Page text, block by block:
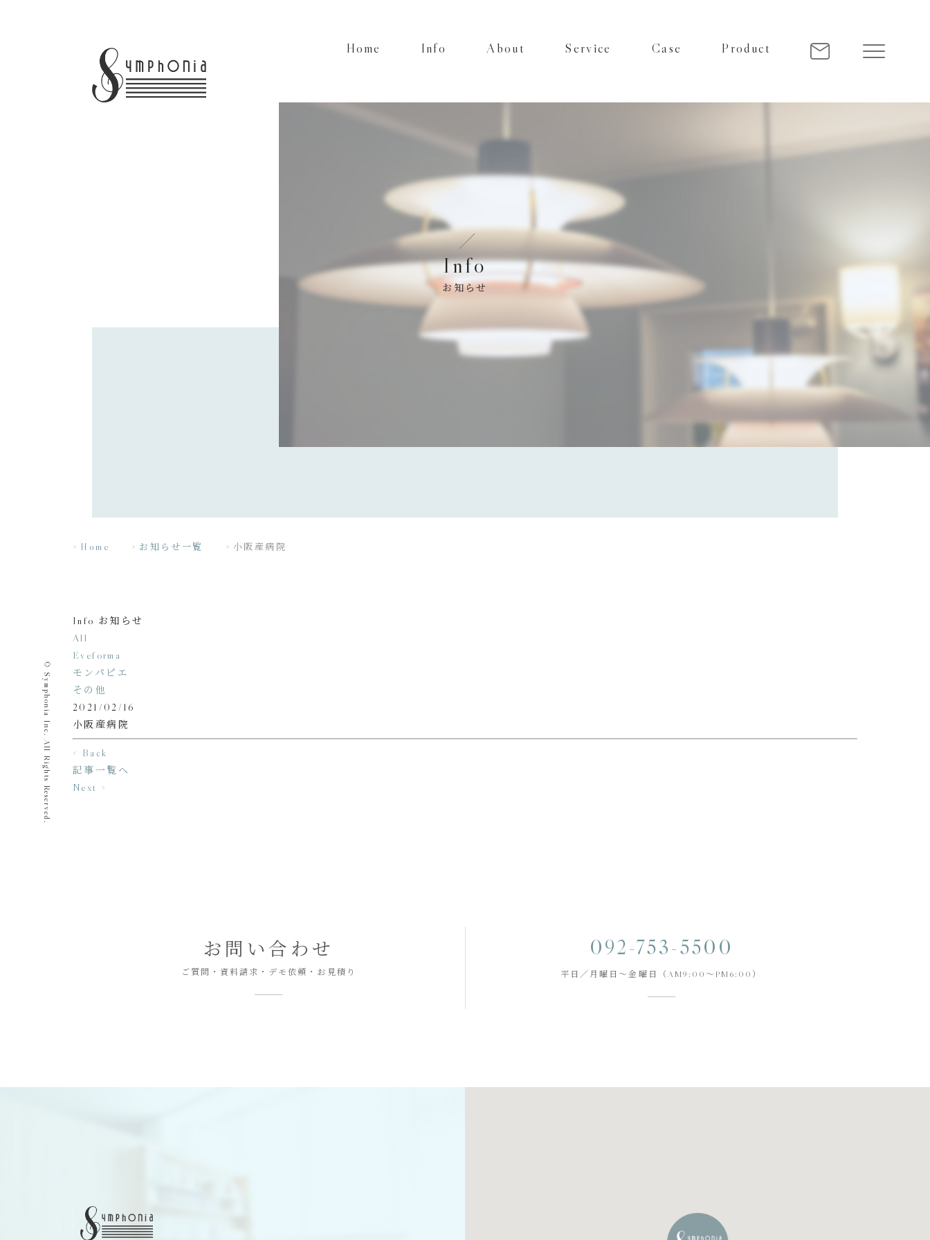
Home Info About Service Case Product
Info
お知らせ
Home お知らせ一覧 小阪産病院
Info お知らせ
All
Eveforma
モンパピエ
その他
2021/02/16
小阪産病院
< Back
記事一覧へ
Next >
お問い合わせ
ご質問・資料請求・デモ依頼・お見積り
092-753-5500
平日／月曜日～金曜日（AM9:00～PM6:00）
©️ Symphonia Inc. All Rights Reserved.